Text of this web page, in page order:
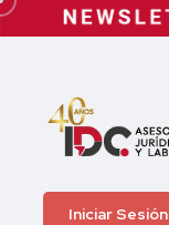
Iniciar Sesión